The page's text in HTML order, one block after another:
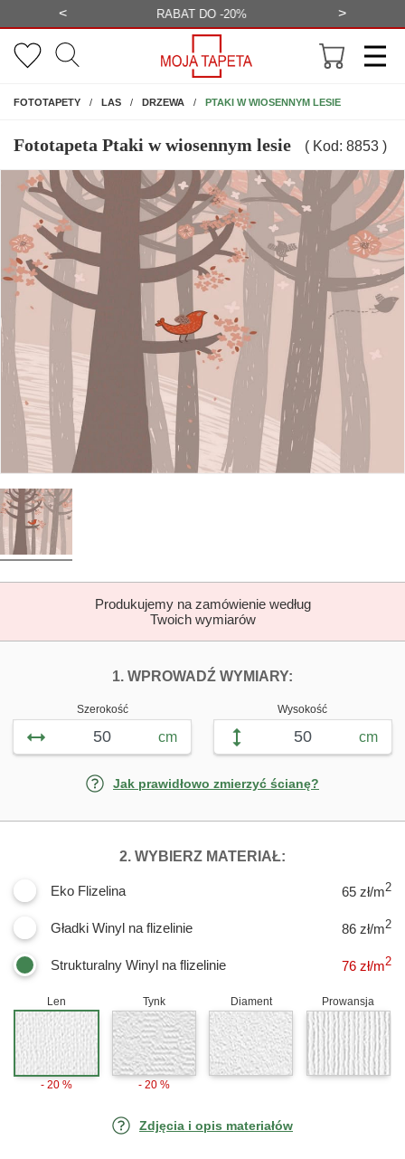
< BEZPŁATNA WIZUALIZACJA >
FOTOTAPETYNA ŚCIANĘ
LAS DRZEWA PTAKI W WIOSENNYM LESIE
Fototapeta Ptaki w wiosennym lesie ( Kod: 8853 )
Produkujemy na zamówienie według
Twoich wymiarów
1. WPROWADŹ WYMIARY:
Szerokość
cm
Wysokość
cm
Jak prawidłowo zmierzyć ścianę?
2. WYBIERZ MATERIAŁ:
Eko Flizelina 65 zł/m2
Gładki Winyl na flizelinie 86 zł/m2
Strukturalny Winyl na flizelinie 76 zł/m2
Len
- 20 %
Tynk
- 20 %
Diament Prowansja
Zdjęcia i opis materiałów